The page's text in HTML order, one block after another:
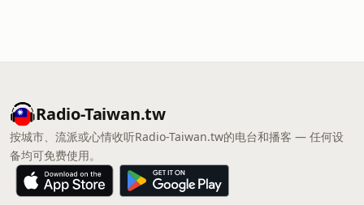
Radio-Taiwan.tw
按城市、流派或心情收听Radio-Taiwan.tw的电台和播客 — 任何设
备均可免费使用。